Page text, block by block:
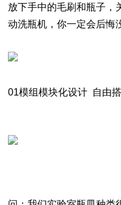
放下手中的毛刷和瓶子，
动洗瓶机，你一定会后悔
01模组模块化设计 自由